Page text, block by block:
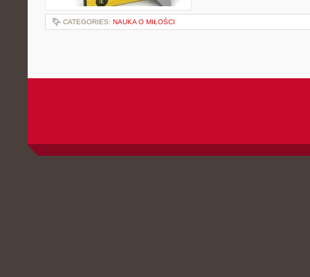
CATEGORIES: NAUKA O MIŁOŚCI